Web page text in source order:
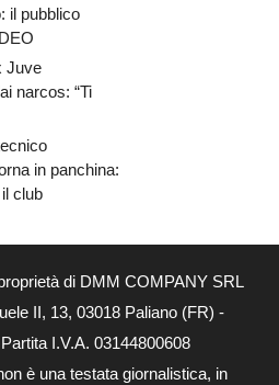
il pubblico
Juve
narcos: “Ti
in panchina:
club
di DMM COMPANY SRL
II, 13, 03018 Paliano (FR) -
I.V.A. 03144800608
è una testata giornalistica, in